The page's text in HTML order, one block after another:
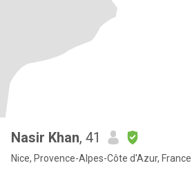
Nasir Khan, 41
Nice, Provence-Alpes-Côte d'Azur, France